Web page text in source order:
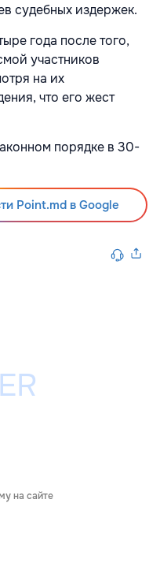
судебных издержек.
года после того,
участников
на их
что его жест
порядке в 30-
Point.md в Google
на сайте